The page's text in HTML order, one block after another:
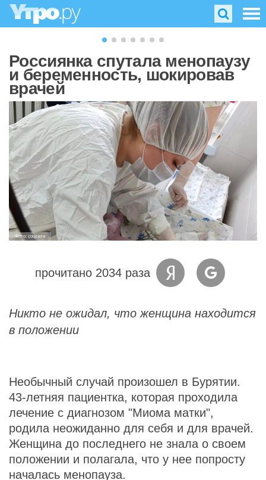
Россиянка спутала менопаузу
и беременность, шокировав
врачей
Фото: соцсети
прочитано 2034 раза
Никто не ожидал, что женщина находится
в положении
Необычный случай произошел в Бурятии.
43-летняя пациентка, которая проходила
лечение с диагнозом "Миома матки",
родила неожиданно для себя и для врачей.
Женщина до последнего не знала о своем
положении и полагала, что у нее попросту
началась менопауза.